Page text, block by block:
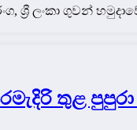
ශ්‍රී ලංකා ගුවන්
තුළ